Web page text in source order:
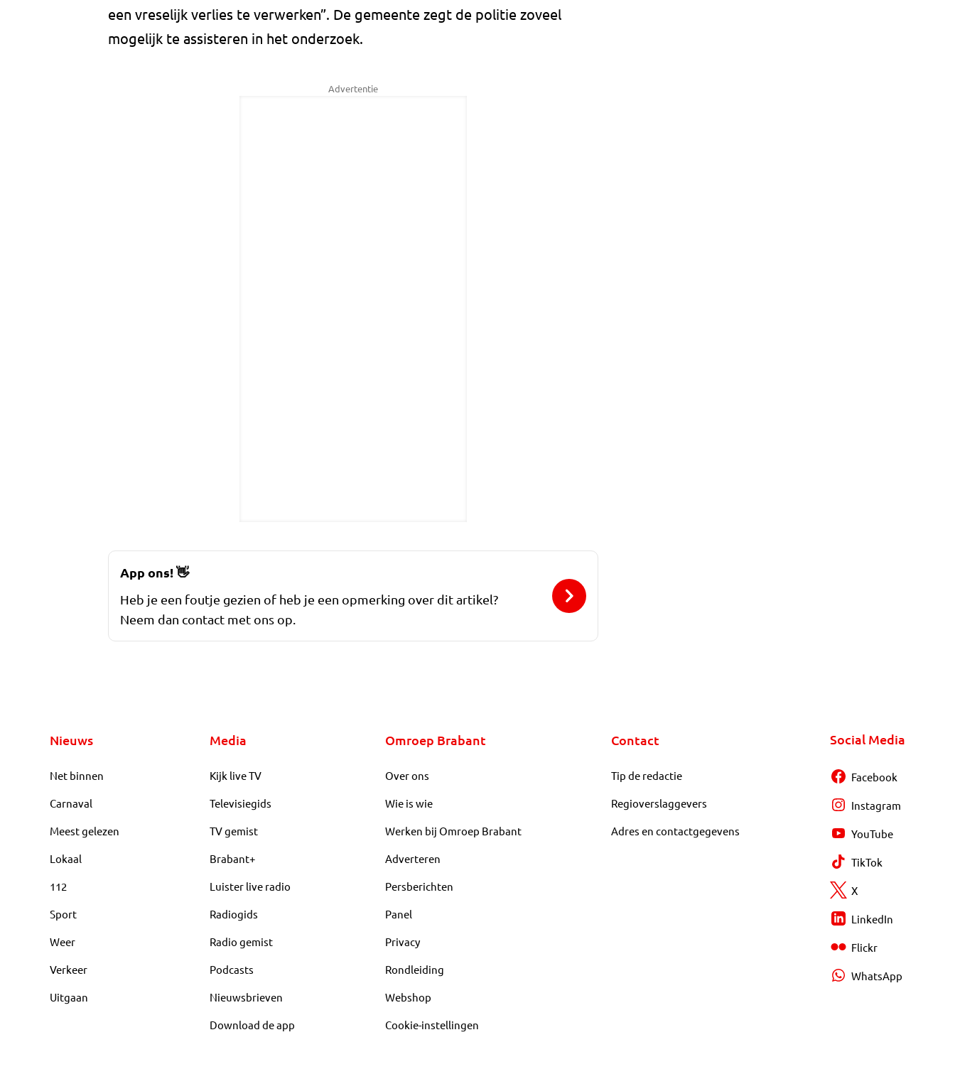
een vreselijk verlies te verwerken”. De gemeente zegt de politie zoveel
mogelijk te assisteren in het onderzoek.
Advertentie
App ons!👋
Heb je een foutje gezien of heb je een opmerking over dit artikel?
Neem dan contact met ons op.
Nieuws
Net binnen
Carnaval
Meest gelezen
Lokaal
112
Sport
Weer
Verkeer
Uitgaan
Media
Kijk live TV
Televisiegids
TV gemist
Brabant+
Luister live radio
Radiogids
Radio gemist
Podcasts
Nieuwsbrieven
Download de app
Omroep Brabant
Over ons
Wie is wie
Werken bij Omroep Brabant
Adverteren
Persberichten
Panel
Privacy
Rondleiding
Webshop
Cookie-instellingen
Contact
Tip de redactie
Regioverslaggevers
Adres en contactgegevens
Social Media
Facebook
Instagram
YouTube
TikTok
X
LinkedIn
Flickr
WhatsApp